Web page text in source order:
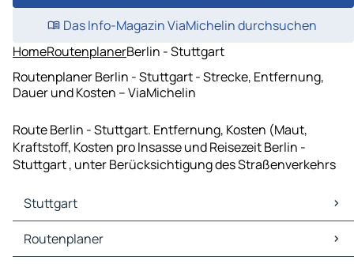
Das Info-Magazin ViaMichelin durchsuchen
HomeRoutenplanerBerlin - Stuttgart
Routenplaner Berlin - Stuttgart - Strecke, Entfernung,
Dauer und Kosten – ViaMichelin
Route Berlin - Stuttgart. Entfernung, Kosten (Maut,
Kraftstoff, Kosten pro Insasse und Reisezeit Berlin -
Stuttgart , unter Berücksichtigung des Straßenverkehrs
Stuttgart
Stuttgart Karten Stadtplan
Stuttgart Verkehr
Routenplaner